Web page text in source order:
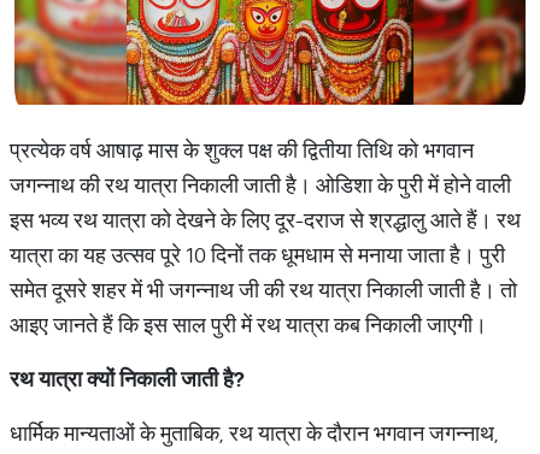
प्रत्येक वर्ष आषाढ़ मास के शुक्ल पक्ष की द्वितीया तिथि को भगवान
जगन्नाथ की रथ यात्रा निकाली जाती है। ओडिशा के पुरी में होने वाली
इस भव्य रथ यात्रा को देखने के लिए दूर-दराज से श्रद्धालु आते हैं। रथ
यात्रा का यह उत्सव पूरे 10 दिनों तक धूमधाम से मनाया जाता है। पुरी
समेत दूसरे शहर में भी जगन्नाथ जी की रथ यात्रा निकाली जाती है। तो
आइए जानते हैं कि इस साल पुरी में रथ यात्रा कब निकाली जाएगी।
रथयात्राक्योंनिकालीजातीहै?
धार्मिक मान्यताओं के मुताबिक, रथ यात्रा के दौरान भगवान जगन्नाथ,